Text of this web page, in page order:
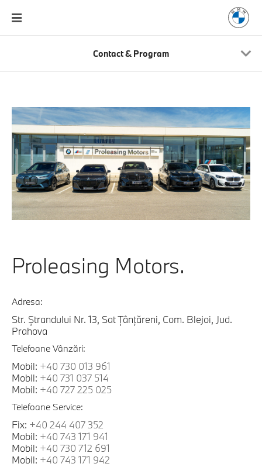
Contact & Program
Proleasing Motors.
Adresa:
Str. Ștrandului Nr. 13, Sat Țânțăreni, Com. Blejoi, Jud.
Prahova
Telefoane Vânzări:
Mobil: +40 730 013 961
Mobil: +40 731 037 514
Mobil: +40 727 225 025
Telefoane Service:
Fix: +40 244 407 352
Mobil: +40 743 171 941
Mobil: +40 730 712 691
Mobil: +40 743 171 942